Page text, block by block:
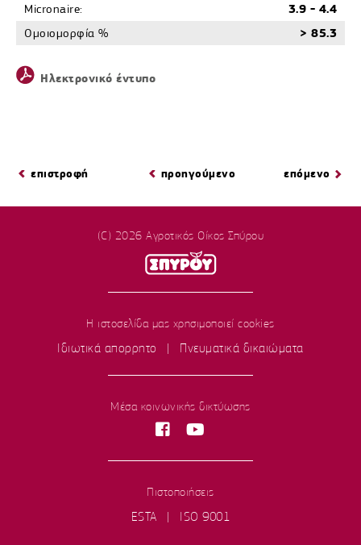
Micronaire:
3.9 - 4.4
Οµοιοµορφία %
> 85.3
Ηλεκτρονικό έντυπο
επιστροφή επόμενο
προηγούμενο
(C) 2026 Αγροτικός Οίκος Σπύρου
Η ιστοσελίδα μας χρησιμοποιεί cookies
Ιδιωτικά απορρητο
| Πνευματικά δικαιώματα
Μέσα κοινωνικής δικτύωσης
Πιστοποιήσεις
ESTA
| ISO 9001